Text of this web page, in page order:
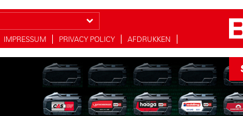
IMPRESSUM PRIVACY POLICY AFDRUKKEN